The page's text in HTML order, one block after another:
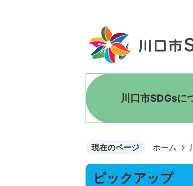
川口市SDGsに
現在のページ ホーム
ピックアップ